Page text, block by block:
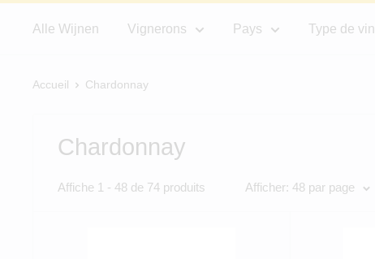
Alle Wijnen Vignerons Pays Type de vin
Accueil Chardonnay
Chardonnay
Affiche 1 - 48 de 74 produits Afficher: 48 par page